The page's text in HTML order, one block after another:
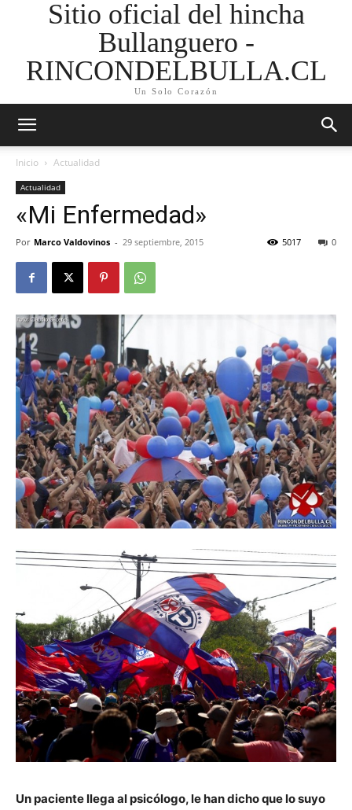
Sitio oficial del hincha
Bullanguero -
RINCONDELBULLA.CL
Un Solo Corazón
Inicio Actualidad
Actualidad
«Mi Enfermedad»
Por Marco Valdovinos - 29 septiembre, 2015 0
5017
Un paciente llega al psicólogo, le han dicho que lo suyo